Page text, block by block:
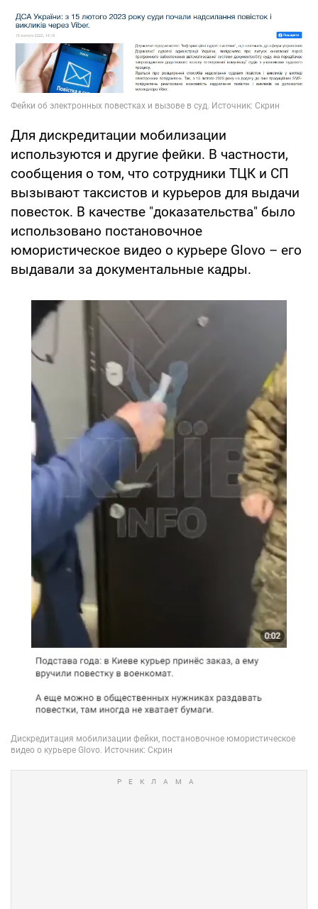
Для дискредитации мобилизации
используются и другие фейки. В частности,
сообщения о том, что сотрудники ТЦК и СП
вызывают таксистов и курьеров для выдачи
повесток. В качестве "доказательства" было
использовано постановочное
юмористическое видео о курьере Glovo – его
выдавали за документальные кадры.